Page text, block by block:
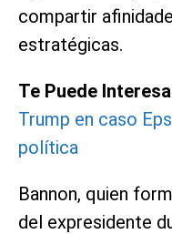
compartir
estratégicas.
Te Puede
Trump en caso
política
Bannon, quien
del expresidente